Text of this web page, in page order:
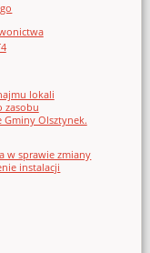
lokali
zasobu
Gminy Olsztynek.
w sprawie zmiany
instalacji